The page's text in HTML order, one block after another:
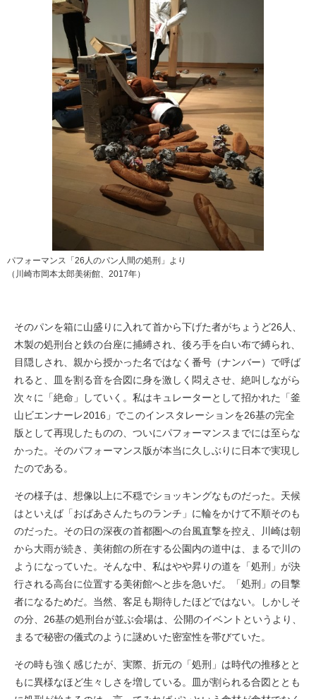
パフォーマンス「26人のパン人間の処刑」より
（川崎市岡本太郎美術館、2017年）
そのパンを箱に山盛りに入れて首から下げた者がちょうど26人、
木製の処刑台と鉄の台座に捕縛され、後ろ手を白い布で縛られ、
目隠しされ、親から授かった名ではなく番号（ナンバー）で呼ば
れると、皿を割る音を合図に身を激しく悶えさせ、絶叫しながら
次々に「絶命」していく。私はキュレーターとして招かれた「釜
山ビエンナーレ2016」でこのインスタレーションを26基の完全
版として再現したものの、ついにパフォーマンスまでには至らな
かった。そのパフォーマンス版が本当に久しぶりに日本で実現し
たのである。
その様子は、想像以上に不穏でショッキングなものだった。天候
はといえば「おばあさんたちのランチ」に輪をかけて不順そのも
のだった。その日の深夜の首都圏への台風直撃を控え、川崎は朝
から大雨が続き、美術館の所在する公園内の道中は、まるで川の
ようになっていた。そんな中、私はやや昇りの道を「処刑」が決
行される高台に位置する美術館へと歩を急いだ。「処刑」の目撃
者になるためだ。当然、客足も期待したほどではない。しかしそ
の分、26基の処刑台が並ぶ会場は、公開のイベントというより、
まるで秘密の儀式のように謎めいた密室性を帯びていた。
その時も強く感じたが、実際、折元の「処刑」は時代の推移とと
もに異様なほど生々しさを増している。皿が割られる合図ととも